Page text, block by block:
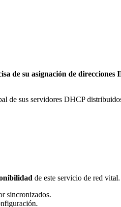
de su asignación de direcciones
de sus servidores DHCP
de este servicio de red vital.
sincronizados.